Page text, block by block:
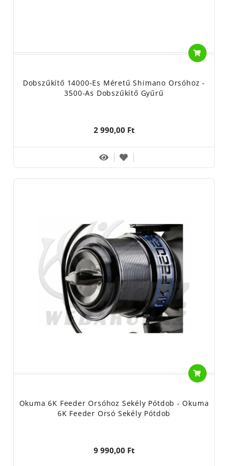
Dobszűkítő 14000-Es Méretű Shimano Orsóhoz -
3500-As Dobszűkítő Gyűrű
2 990,00 Ft
Okuma 6K Feeder Orsóhoz Sekély Pótdob - Okuma
6K Feeder Orsó Sekély Pótdob
9 990,00 Ft